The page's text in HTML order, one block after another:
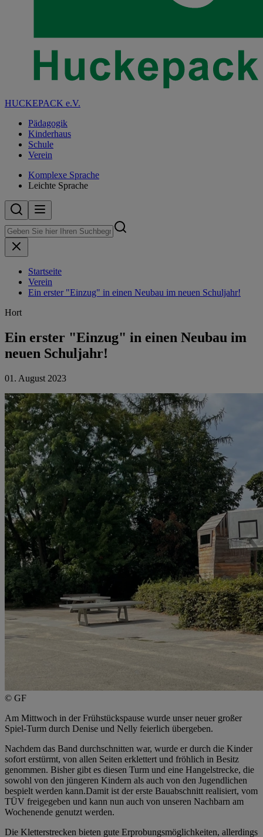
HUCKEPACK e.V.
Pädagogik
Kinderhaus
Schule
Verein
Komplexe Sprache
Leichte Sprache
Startseite
Verein
Ein erster "Einzug" in einen Neubau im neuen Schuljahr!
Hort
Ein erster "Einzug" in einen Neubau im
neuen Schuljahr!
01. August 2023
© GF
Am Mittwoch in der Frühstückspause wurde unser neuer großer
Spiel-Turm durch Denise und Nelly feierlich übergeben.
Nachdem das Band durchschnitten war, wurde er durch die Kinder
sofort erstürmt, von allen Seiten erklettert und fröhlich in Besitz
genommen. Bisher gibt es diesen Turm und eine Hangelstrecke, die
sowohl von den jüngeren Kindern als auch von den Jugendlichen
bespielt werden kann.Damit ist der erste Bauabschnitt realisiert, vom
TÜV freigegeben und kann nun auch von unseren Nachbarn am
Wochenende genutzt werden.
Die Kletterstrecken bieten gute Erprobungsmöglichkeiten, allerdings